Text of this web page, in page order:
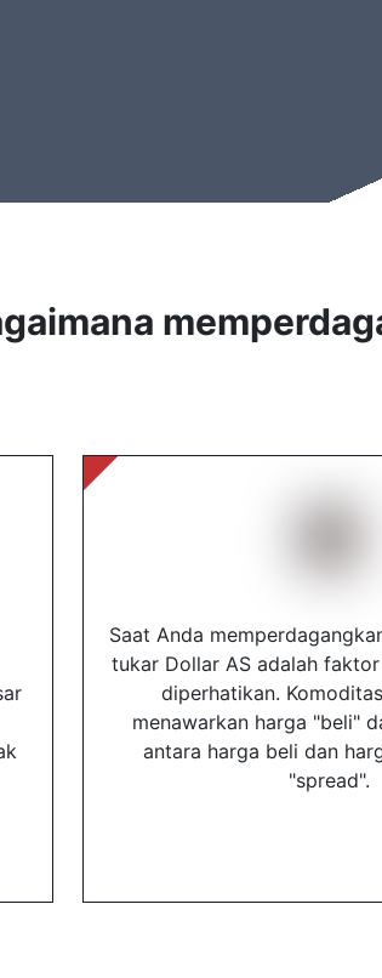
Saat Anda
tukar Dollar AS adalah
diperhatikan.
menawarkan harga "beli"
antara harga beli dan
"spread".